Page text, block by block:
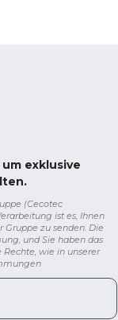
exklusive
(Cecotec
ist es, Ihnen
zu senden. Die
und Sie haben das
wie in unserer